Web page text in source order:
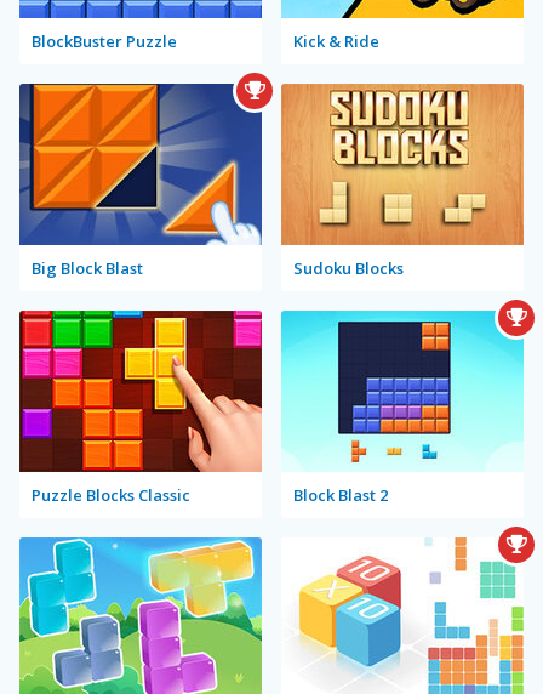
BlockBuster Puzzle Kick & Ride
Big Block Blast Sudoku Blocks
Puzzle Blocks Classic Block Blast 2